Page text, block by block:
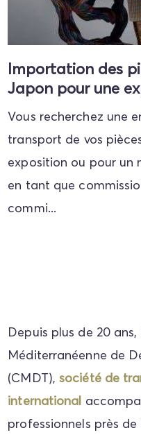
Importation des
Japon pour une
Vous recherchez une
transport de vos
exposition ou pour un
en tant que
commi...
Depuis plus de 20
Méditerranéenne de
(CMDT), société de
international
professionnels près